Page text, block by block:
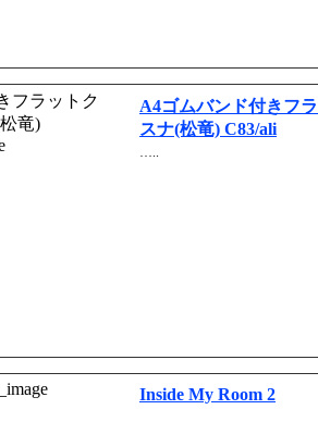
A4ゴムバンド付きフ
スナ(松竜) C83/ali
…..
Inside My Room 2